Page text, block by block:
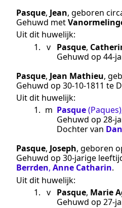
Pasque, Jean, geboren
Gehuwd met
Uit dit huwelijk:
1. v Pasque,
Gehuwd op 44-
Pasque, Jean Mathieu,
Gehuwd op 30‑10‑1811 te
Uit dit huwelijk:
1. m Pasque(Paques)
Gehuwd op 28-
Dochter van
Pasque, Joseph, geboren
Gehuwd op 30-jarige
Berrden, Anne Catharin.
Uit dit huwelijk:
1. v Pasque, Marie
Gehuwd op 27-